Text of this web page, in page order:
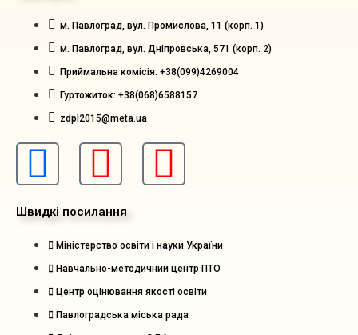
м. Павлоград, вул. Промислова, 11 (корп. 1)
м. Павлоград, вул. Дніпровська, 571 (корп. 2)
Приймальна комісія: +38(099)4269004
Гуртожиток: +38(068)6588157
zdpl2015@meta.ua
Швидкі посилання
Міністерство освіти і науки України
Навчально-методичний центр ПТО
Центр оцінювання якості освіти
Павлоградська міська рада